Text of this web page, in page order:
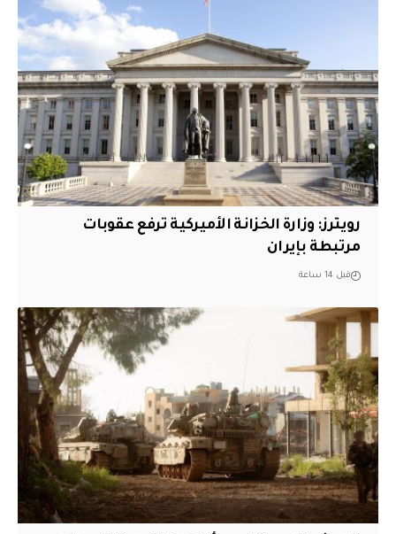
‏رويترز: وزارة الخزانة الأميركية ترفع عقوبات
مرتبطة بإيران
قبل 14 ساعة